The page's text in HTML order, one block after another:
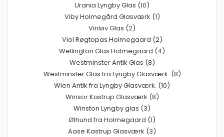
Urania Lyngby Glas (10)
Viby Holmegård Glasværk (1)
Vinløv Glas (2)
Viol Røgtopas Holmegaard (2)
Wellington Glas Holmegaard (4)
Westminster Antik Glas (8)
Westminster Glas fra Lyngby Glasværk. (8)
Wien Antik fra Lyngby Glasværk. (10)
Winsor Kastrup Glasværk (8)
Winston Lyngby glas (3)
Ølhund fra Holmegaard (1)
Aase Kastrup Glasværk (3)